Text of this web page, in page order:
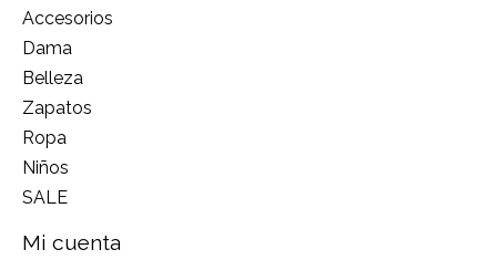
Accesorios
Dama
Belleza
Zapatos
Ropa
Niños
SALE
Mi cuenta